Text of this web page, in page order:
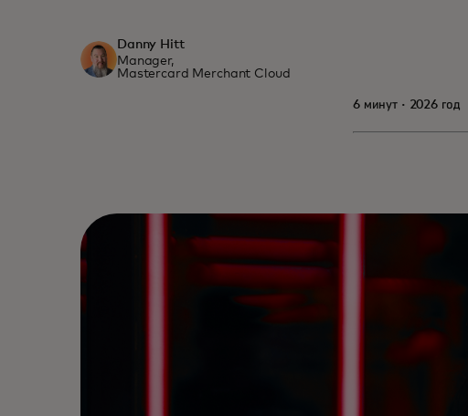
Danny Hitt
Manager,
Mastercard Merchant Cloud
6 минут · 2026 год